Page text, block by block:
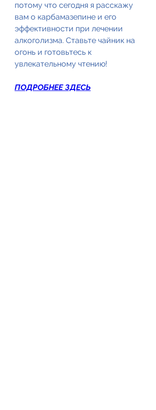
потому что сегодня я расскажу
вам о карбамазепине и его
эффективности при лечении
алкоголизма. Ставьте чайник на
огонь и готовьтесь к
увлекательному чтению!
ПОДРОБНЕЕ ЗДЕСЬ